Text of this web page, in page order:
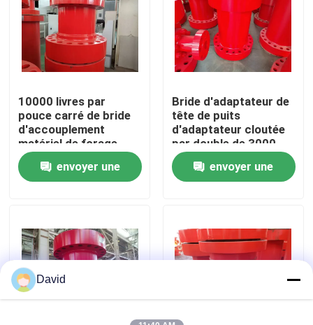
A propos de nous
Visite d'usine
Contrôle de la qualité
Contact
nouvelles
Tous les cas
Pompe de boue de forage
Revêtement de pompe de boue
10000 livres par
pouce carré de bride
d'accouplement
matériel de forage
clouté d'adaptateur
de doubleenvoyer une
Bride d'adaptateur de
tête de puits
d'adaptateur cloutée
par double de 3000
livres par pouce carré
pour le perçage bon
envoyer une
David